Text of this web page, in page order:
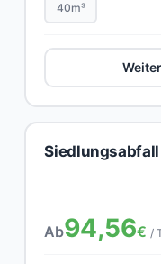
40m³
Siedlungsabfall
Ab94,56€ /